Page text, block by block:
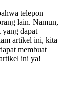
telepon
lain. Namun,
yang dapat
artikel ini, kita
membuat
ini ya!